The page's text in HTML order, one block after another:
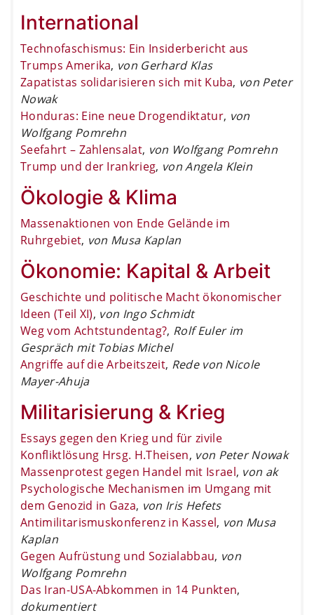
International
Technofaschismus: Ein Insiderbericht aus
Trumps Amerika, von Gerhard Klas
Zapatistas solidarisieren sich mit Kuba, von Peter
Nowak
Honduras: Eine neue Drogendiktatur, von
Wolfgang Pomrehn
Seefahrt – Zahlensalat, von Wolfgang Pomrehn
Trump und der Irankrieg, von Angela Klein
Ökologie & Klima
Massenaktionen von Ende Gelände im
Ruhrgebiet, von Musa Kaplan
Ökonomie: Kapital & Arbeit
Geschichte und politische Macht ökonomischer
Ideen (Teil XI), von Ingo Schmidt
Weg vom Achtstundentag?, Rolf Euler im
Gespräch mit Tobias Michel
Angriffe auf die Arbeitszeit, Rede von Nicole
Mayer-Ahuja
Militarisierung & Krieg
Essays gegen den Krieg und für zivile
Konfliktlösung Hrsg. H.Theisen, von Peter Nowak
Massenprotest gegen Handel mit Israel, von ak
Psychologische Mechanismen im Umgang mit
dem Genozid in Gaza, von Iris Hefets
Antimilitarismuskonferenz in Kassel, von Musa
Kaplan
Gegen Aufrüstung und Sozialabbau, von
Wolfgang Pomrehn
Das Iran-USA-Abkommen in 14 Punkten,
dokumentiert